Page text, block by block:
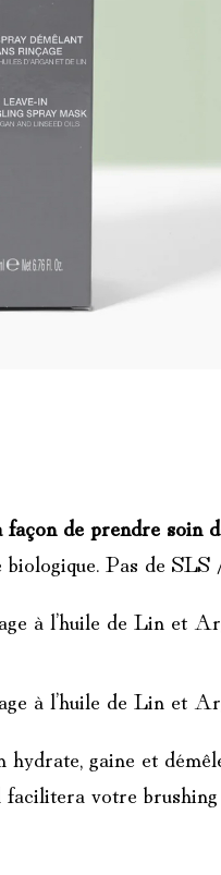
façon de prendre soin
Pas de
à l’huile de Lin et
à l’huile de Lin et
gaine et
votre